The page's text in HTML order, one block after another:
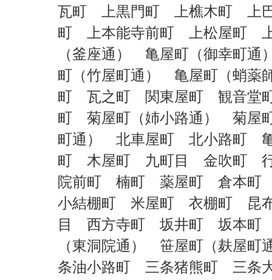
瓦町
上黒門町 上樵木町
町
上本能寺前町 上松屋町
（釜座通） 亀屋町（御幸町
町（竹屋町通） 亀屋町（蛸
町 瓦之町 関東屋町 観音
町 菊屋町（姉小路通） 菊屋
町通） 北車屋町 北小路町
町 木屋町 九町目 金吹町
院前町 楠町 薬屋町 倉本
小結棚町 米屋町 衣棚町 昆
目 西方寺町 坂井町 坂本
（東洞院通） 笹屋町（麸屋
条油小路町 三条猪熊町 三条